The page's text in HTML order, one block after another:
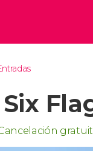
Reino
Reino